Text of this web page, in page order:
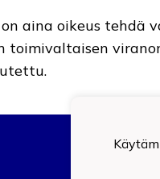
aina oikeus tehdä
toimivaltaisen